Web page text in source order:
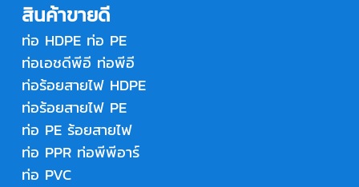
สินค้าขายดี
ท่อ HDPE ท่อ PE
ท่อเอชดีพีอี ท่อพีอี
ท่อร้อยสายไฟ HDPE
ท่อร้อยสายไฟ PE
ท่อ PE ร้อยสายไฟ
ท่อ PPR ท่อพีพีอาร์
ท่อ PVC